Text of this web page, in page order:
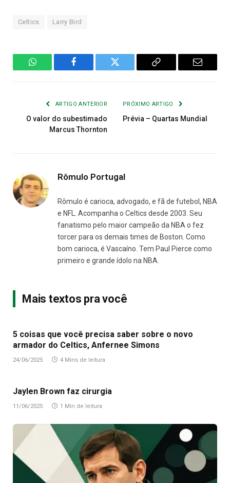
Celtics Larry Bird
WhatsAppFacebook Twitter
Copiar
E-
ARTIGO ANTERIOR
O valor do subestimado
Marcus Thornton
PRÓXIMO ARTIGO
Prévia – Quartas Mundial
Rômulo Portugal
Rômulo é carioca, advogado, e fã de futebol, NBA
e NFL. Acompanha o Celtics desde 2003. Seu
fanatismo pelo maior campeão da NBA o fez
torcer para os demais times de Boston. Como
bom carioca, é Vascaíno. Tem Paul Pierce como
primeiro e grande ídolo na NBA.
Mais textos pra você
5 coisas que você precisa saber sobre o novo
armador do Celtics, Anfernee Simons
24/06/2025 4 Mins de leitura
Jaylen Brown faz cirurgia
11/06/2025 1 Min de leitura